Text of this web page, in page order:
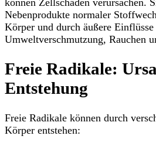
Nebenprodukte normaler
Körper und durch äußere
Umweltverschmutzung, Rauchen
Freie Radikale:
Entstehung
Freie Radikale können durch
Körper entstehen: